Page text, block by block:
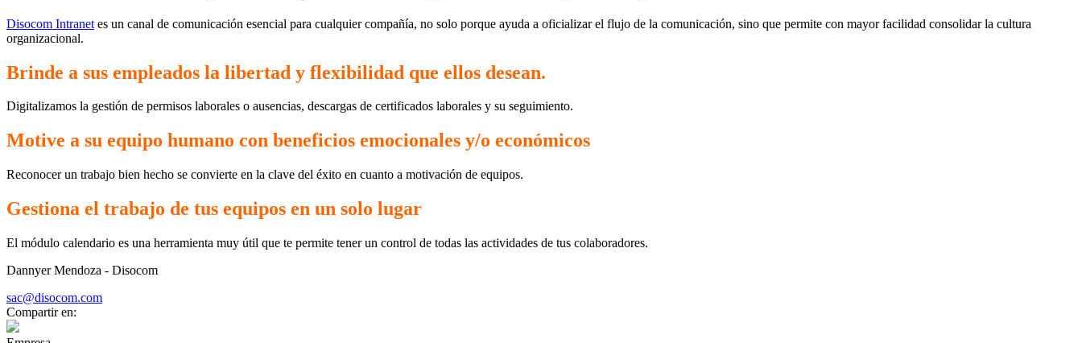
Disocom Intranet es un canal de comunicación esencial para cualquier compañía, no solo porque ayuda a oficializar el flujo de la comunicación, sino que permite con mayor facilidad consolidar la cultura
organizacional.
Brinde a sus empleados la libertad y flexibilidad que ellos desean.
Digitalizamos la gestión de permisos laborales o ausencias, descargas de certificados laborales y su seguimiento.
Motive a su equipo humano con beneficios emocionales y/o económicos
Reconocer un trabajo bien hecho se convierte en la clave del éxito en cuanto a motivación de equipos.
Gestiona el trabajo de tus equipos en un solo lugar
El módulo calendario es una herramienta muy útil que te permite tener un control de todas las actividades de tus colaboradores.
Dannyer Mendoza - Disocom
sac@disocom.com
Compartir en: